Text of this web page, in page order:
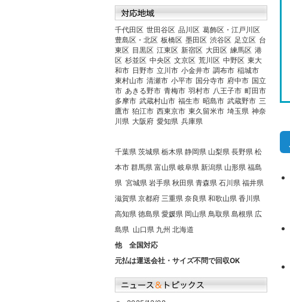
千代田区 世田谷区 品川区 葛飾区・江戸川区
豊島区・北区 板橋区 墨田区 渋谷区 足立区 台
東区 目黒区 江東区 新宿区 大田区 練馬区 港
区 杉並区 中央区 文京区 荒川区 中野区 東大
和市 日野市 立川市 小金井市 調布市 稲城市
東村山市 清瀬市 小平市 国分寺市 府中市 国立
市 あきる野市 青梅市 羽村市 八王子市 町田市
多摩市 武蔵村山市 福生市 昭島市 武蔵野市 三
鷹市 狛江市 西東京市 東久留米市 埼玉県 神奈
川県 大阪府 愛知県 兵庫県
千葉県 茨城県 栃木県 静岡県 山梨県 長野県 松
本市 群馬県 富山県 岐阜県 新潟県 山形県 福島
県 宮城県 岩手県 秋田県 青森県 石川県 福井県
滋賀県 京都府 三重県 奈良県 和歌山県 香川県
高知県 徳島県 愛媛県 岡山県 鳥取県 島根県 広
島県 山口県 九州 北海道
他 全国対応
元払は運送会社・サイズ不問で回収OK